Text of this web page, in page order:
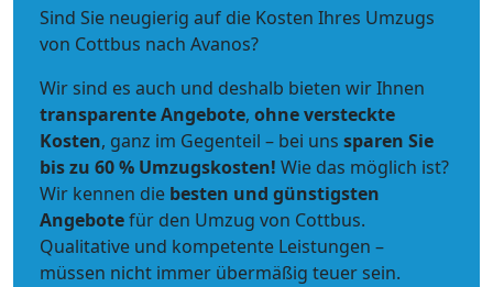
Sind Sie neugierig auf die Kosten Ihres Umzugs
von Cottbus nach Avanos?
Wir sind es auch und deshalb bieten wir Ihnen
transparente Angebote, ohne versteckte
Kosten, ganz im Gegenteil – bei uns sparen Sie
bis zu 60 % Umzugskosten! Wie das möglich ist?
Wir kennen die besten und günstigsten
Angebotefür den Umzug von Cottbus.
Qualitative und kompetente Leistungen –
müssen nicht immer übermäßig teuer sein.